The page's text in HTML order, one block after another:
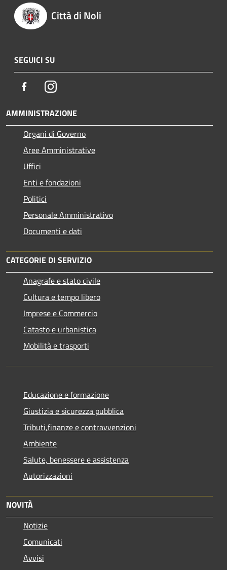
Città di Noli
SEGUICI SU
FacebookInstagram
AMMINISTRAZIONE
Organi di Governo
Aree Amministrative
Uffici
Enti e fondazioni
Politici
Personale Amministrativo
Documenti e dati
CATEGORIE DI SERVIZIO
Anagrafe e stato civile
Cultura e tempo libero
Imprese e Commercio
Catasto e urbanistica
Mobilità e trasporti
Educazione e formazione
Giustizia e sicurezza pubblica
Tributi,finanze e contravvenzioni
Ambiente
Salute, benessere e assistenza
Autorizzazioni
NOVITÀ
Notizie
Comunicati
Avvisi